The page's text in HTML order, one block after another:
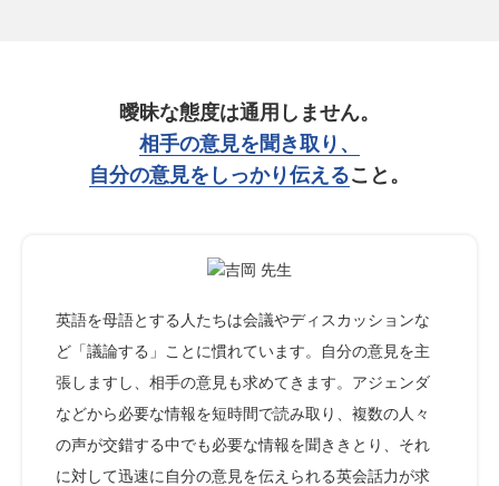
曖昧な態度は通用しません。
相手の意見を聞き取り、
自分の意見をしっかり伝えること。
英語を母語とする人たちは会議やディスカッションな
ど「議論する」ことに慣れています。自分の意見を主
張しますし、相手の意見も求めてきます。アジェンダ
などから必要な情報を短時間で読み取り、複数の人々
の声が交錯する中でも必要な情報を聞ききとり、それ
に対して迅速に自分の意見を伝えられる英会話力が求